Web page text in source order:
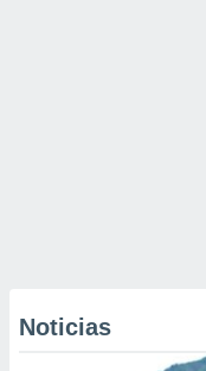
Noticias